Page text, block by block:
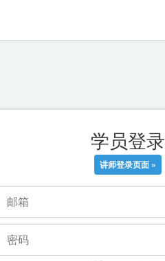
学员登录
讲师登录页面 »